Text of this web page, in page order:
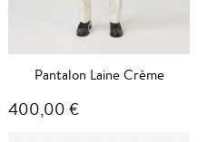
Pantalon Laine Crème
400,00 €